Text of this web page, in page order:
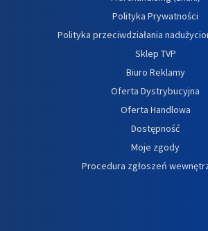
Polityka Prywatności
Polityka przeciwdziałania
Sklep TVP
Biuro Reklamy
Oferta Dystrybucyjna
Oferta Handlowa
Dostępność
Moje zgody
Procedura zgłoszeń